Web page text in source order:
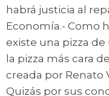
habrá justicia al
Economía.- Como
existe una pizza
la pizza más cara
creada por Renato
Quizás por sus